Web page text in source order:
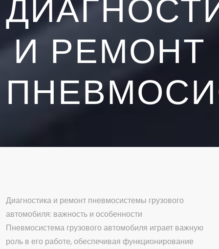
И РЕМОНТ
Диагностика и ремонт пневмосистемы грузового
автомобиля: важность и особенности
Пневмосистема грузового автомобиля играет важную
роль в его работе, обеспечивая функционирование